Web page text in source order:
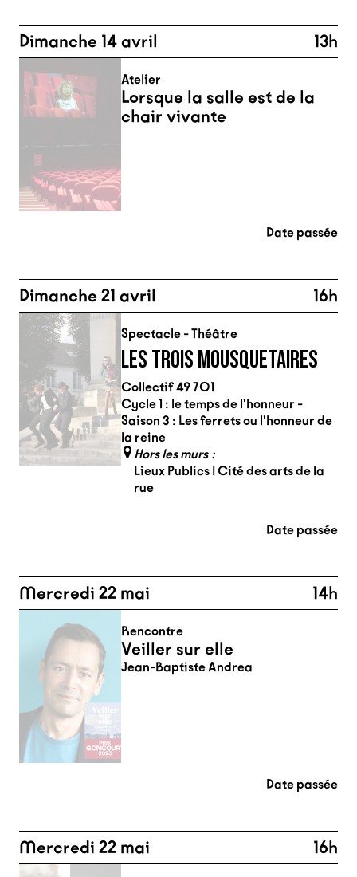
Dimanche 14 avril 13h
Atelier
Lorsque la salle est de la
chair vivante
Date passée
Dimanche 21 avril 16h
Spectacle - Théâtre
LES TROIS MOUSQUETAIRES
Collectif 49 701
Cycle 1 : le temps de l'honneur -
Saison 3 : Les ferrets ou l'honneur de
la reine
Hors les murs :
Lieux Publics | Cité des arts de la
rue
Date passée
Mercredi 22 mai 14h
Rencontre
Veiller sur elle
Jean-Baptiste Andrea
Date passée
Mercredi 22 mai 16h